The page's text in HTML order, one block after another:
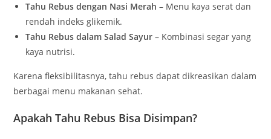
Tahu Rebus dengan Nasi Merah – Menu kaya serat dan
rendah indeks glikemik.
Tahu Rebus dalam Salad Sayur – Kombinasi segar yang
kaya nutrisi.
Karena fleksibilitasnya, tahu rebus dapat dikreasikan dalam
berbagai menu makanan sehat.
Apakah Tahu Rebus Bisa Disimpan?